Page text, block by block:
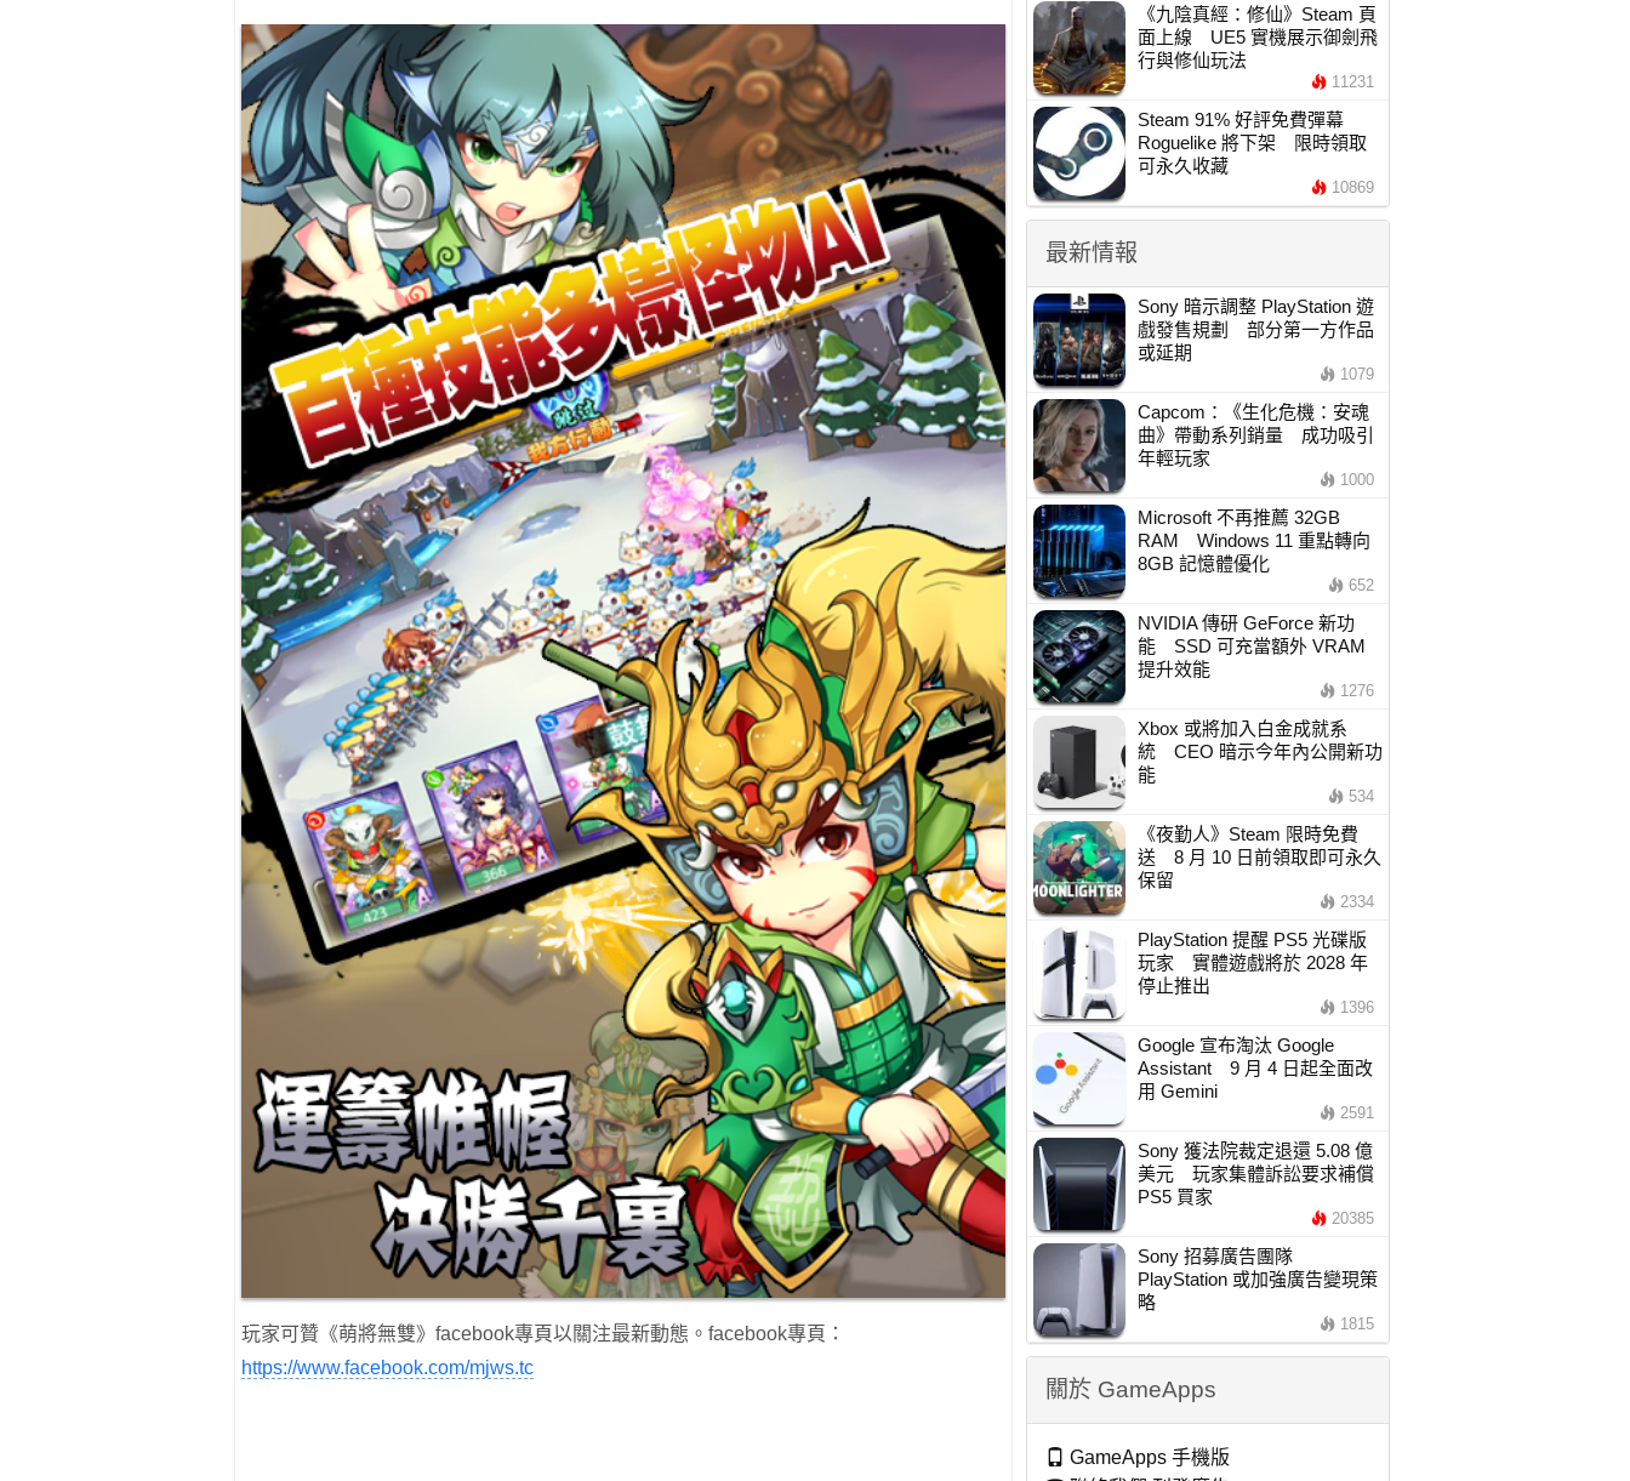
玩家可贊《萌將無雙》facebook專頁以關注最新動態。facebook專頁：
https://www.facebook.com/mjws.tc
《九陰真經：修仙》Steam 頁
面上線 UE5 實機展示御劍飛
行與修仙玩法
11231
Steam 91% 好評免費彈幕
Roguelike 將下架 限時領取
可永久收藏
10869
最新情報
Sony 暗示調整 PlayStation 遊
戲發售規劃 部分第一方作品
或延期
1079
Capcom：《生化危機：安魂
曲》帶動系列銷量 成功吸引
年輕玩家
1000
Microsoft 不再推薦 32GB
RAM Windows 11 重點轉向
8GB 記憶體優化
652
NVIDIA 傳研 GeForce 新功
能 SSD 可充當額外 VRAM
提升效能
1276
Xbox 或將加入白金成就系
統 CEO 暗示今年內公開新功
能
534
《夜勤人》Steam 限時免費
送 8 月 10 日前領取即可永久
保留
2334
PlayStation 提醒 PS5 光碟版
玩家 實體遊戲將於 2028 年
停止推出
1396
Google 宣布淘汰 Google
Assistant 9 月 4 日起全面改
用 Gemini
2591
Sony 獲法院裁定退還 5.08 億
美元 玩家集體訴訟要求補償
PS5 買家
20385
Sony 招募廣告團隊
PlayStation 或加強廣告變現策
略
1815
關於 GameApps
GameApps 手機版